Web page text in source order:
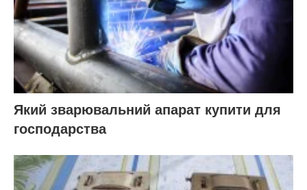
Який зварювальний апарат купити для
господарства